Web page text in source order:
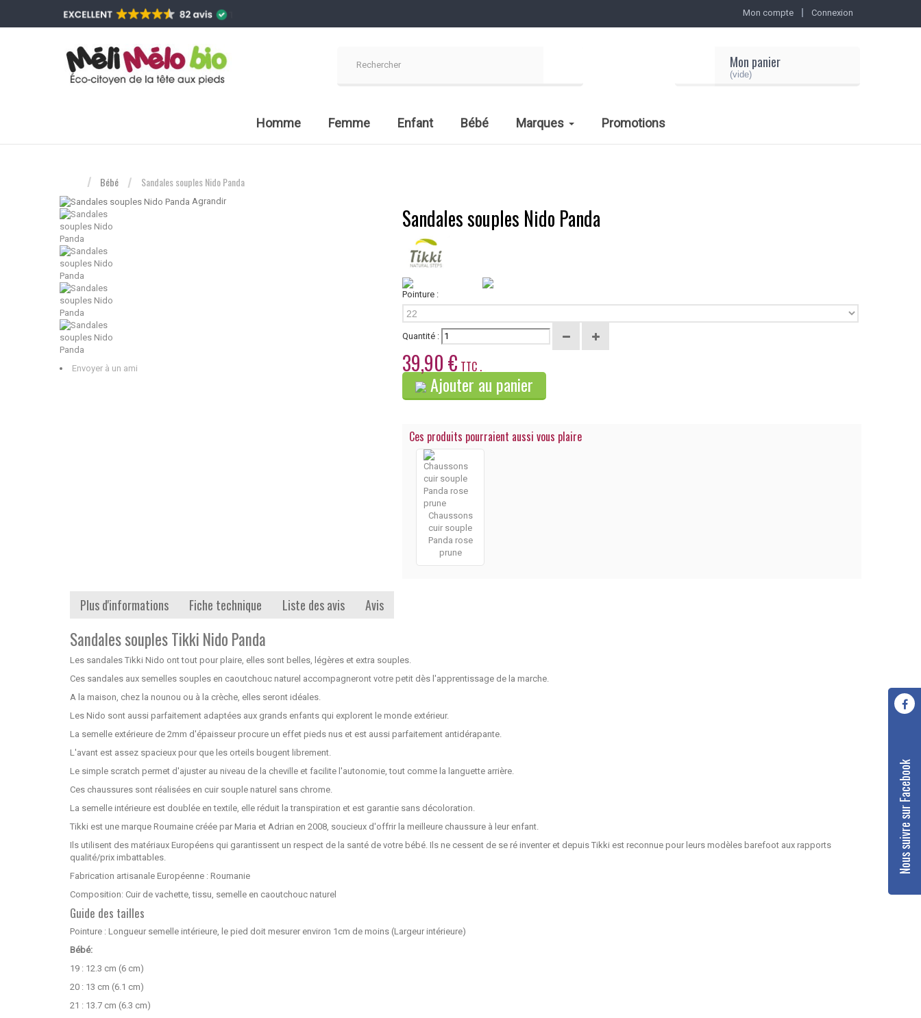
Nous suivre sur Facebook
Mon compte Connexion
Mon panier
(vide)
Homme Femme Enfant Bébé Marques Promotions
Bébé Sandales souples Nido Panda
Agrandir
Envoyer à un ami
Sandales souples Nido Panda
Pointure :
22
Quantité :
39,90 € TTC .
Ajouter au panier
Ces produits pourraient aussi vous plaire
Chaussons
cuir souple
Panda rose
prune
Plus d'informations Fiche technique Liste des avis Avis
Sandales souples Tikki Nido Panda
Les sandales Tikki Nido ont tout pour plaire, elles sont belles, légères et extra souples.
Ces sandales aux semelles souples en caoutchouc naturel accompagneront votre petit dès l'apprentissage de la marche.
A la maison, chez la nounou ou à la crèche, elles seront idéales.
Les Nido sont aussi parfaitement adaptées aux grands enfants qui explorent le monde extérieur.
La semelle extérieure de 2mm d'épaisseur procure un effet pieds nus et est aussi parfaitement antidérapante.
L'avant est assez spacieux pour que les orteils bougent librement.
Le simple scratch permet d'ajuster au niveau de la cheville et facilite l'autonomie, tout comme la languette arrière.
Ces chaussures sont réalisées en cuir souple naturel sans chrome.
La semelle intérieure est doublée en textile, elle réduit la transpiration et est garantie sans décoloration.
Tikki est une marque Roumaine créée par Maria et Adrian en 2008, soucieux d'offrir la meilleure chaussure à leur enfant.
Ils utilisent des matériaux Européens qui garantissent un respect de la santé de votre bébé. Ils ne cessent de se ré inventer et depuis Tikki est reconnue pour leurs modèles barefoot aux rapports
qualité/prix imbattables.
Fabrication artisanale Européenne : Roumanie
Composition: Cuir de vachette, tissu, semelle en caoutchouc naturel
Guide des tailles
Pointure : Longueur semelle intérieure, le pied doit mesurer environ 1cm de moins (Largeur intérieure)
Bébé:
19 : 12.3 cm (6 cm)
20 : 13 cm (6.1 cm)
21 : 13.7 cm (6.3 cm)